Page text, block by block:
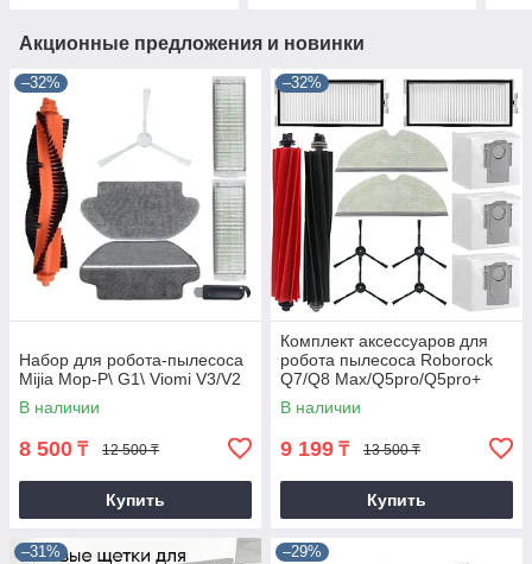
Акционные предложения и новинки
–32%
Набор для робота-пылесоса
Mijia Mop-P\ G1\ Viomi V3/V2
В наличии
8 500 ₸ 12 500 ₸
Купить
–32%
Комплект аксессуаров для
робота пылесоса Roborock
Q7/Q8 Max/Q5pro/Q5pro+
В наличии
9 199 ₸ 13 500 ₸
Купить
–31% –29%